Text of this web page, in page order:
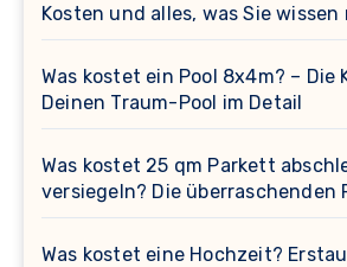
Kosten und alles, was Sie wissen
Was kostet ein Pool 8x4m? – Die
Deinen Traum-Pool im Detail
Was kostet 25 qm Parkett
versiegeln? Die überraschenden
Was kostet eine Hochzeit?